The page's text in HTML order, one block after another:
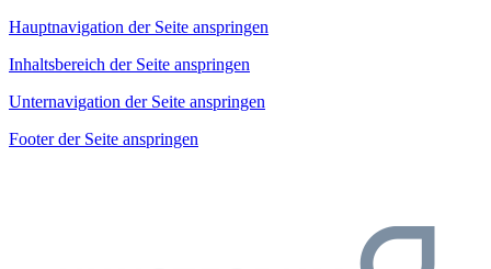
Hauptnavigation der Seite anspringen
Inhaltsbereich der Seite anspringen
Unternavigation der Seite anspringen
Footer der Seite anspringen